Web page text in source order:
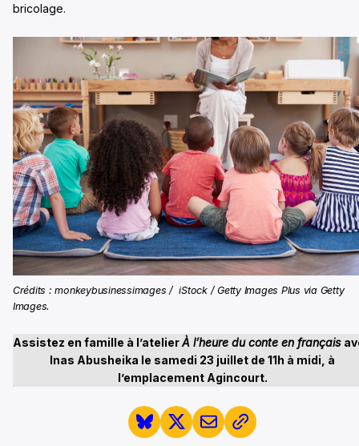
bricolage.
Crédits : monkeybusinessimages / iStock / Getty Images Plus via Getty
Images.
Assistez en famille à l’atelierÀ l’heure du conte en français
Inas Abusheika le samedi 23 juillet de 11h à midi, à
l’emplacement Agincourt.